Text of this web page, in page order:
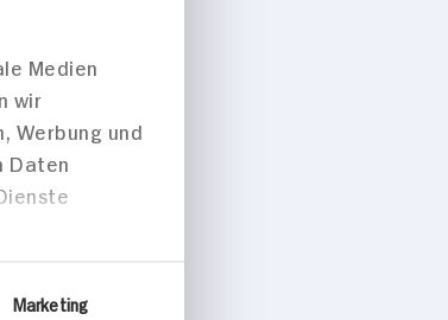
Medien
wir
Werbung und
Daten
Marketing